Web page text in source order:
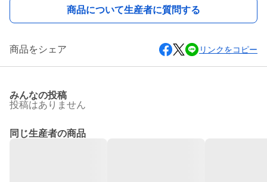
商品について生産者に質問する
商品をシェア リンクをコピー
みんなの投稿
投稿はありません
同じ生産者の商品